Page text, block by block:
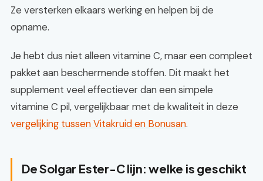
Ze versterken elkaars werking en helpen bij de
opname.
Je hebt dus niet alleen vitamine C, maar een compleet
pakket aan beschermende stoffen. Dit maakt het
supplement veel effectiever dan een simpele
vitamine C pil, vergelijkbaar met de kwaliteit in deze
vergelijking tussen Vitakruid en Bonusan.
De Solgar Ester-C lijn: welke is geschikt